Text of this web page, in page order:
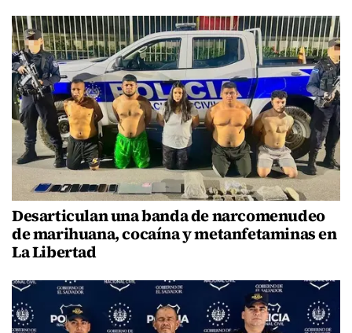
Desarticulan una banda de narcomenudeo
de marihuana, cocaína y metanfetaminas en
La Libertad